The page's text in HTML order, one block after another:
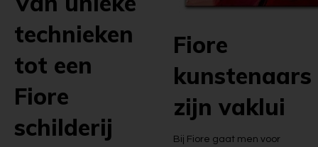
technieken
tot een
Fiore
schilderij
Fiore
kunstenaars
zijn vaklui
Bij Fiore gaat men voor